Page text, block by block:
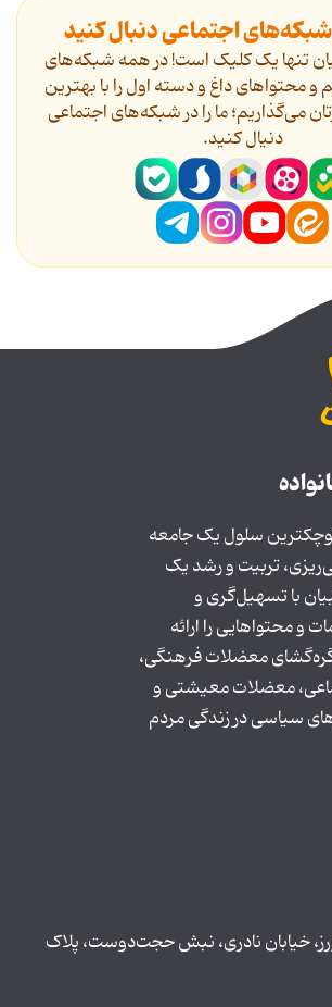
شبکه‌های اجتماعی دنبال کنید
تنها یک کلیک است! در همه شبکه‌های
محتواهای داغ و دسته اول را با بهترین
می‌گذاریم؛ ما را در شبکه‌های اجتماعی
دنیال کنید.
سلول یک جامعه
تربیت و رشد یک
با تسهیل‌گری و
و محتواهایی را ارائه
معضلات فرهنگی،
معضلات معیشتی و
سیاسی در زندگی مردم
خیابان نادری، نبش حجت‌دوست، پلاک